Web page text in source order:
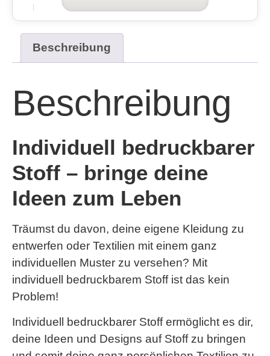
Beschreibung
Beschreibung
Individuell bedruckbarer
Stoff – bringe deine
Ideen zum Leben
Träumst du davon, deine eigene Kleidung zu
entwerfen oder Textilien mit einem ganz
individuellen Muster zu versehen? Mit
individuell bedruckbarem Stoff ist das kein
Problem!
Individuell bedruckbarer Stoff ermöglicht es dir,
deine Ideen und Designs auf Stoff zu bringen